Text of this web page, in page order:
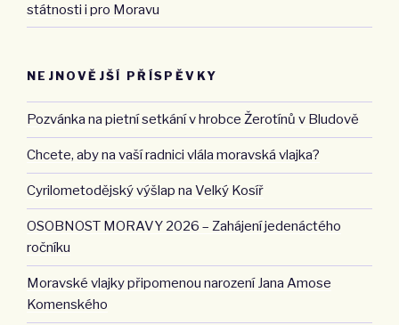
státnosti i pro Moravu
NEJNOVĚJŠÍ PŘÍSPĚVKY
Pozvánka na pietní setkání v hrobce Žerotínů v Bludově
Chcete, aby na vaší radnici vlála moravská vlajka?
Cyrilometodějský výšlap na Velký Kosíř
OSOBNOST MORAVY 2026 – Zahájení jedenáctého
ročníku
Moravské vlajky připomenou narození Jana Amose
Komenského